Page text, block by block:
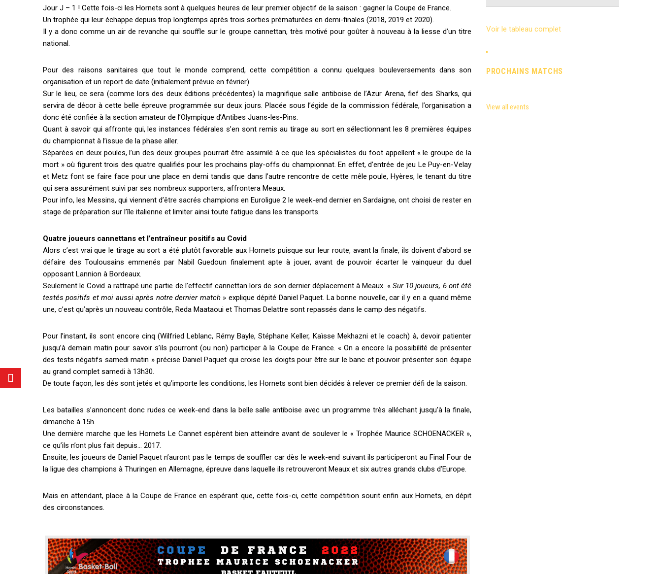
Jour J – 1 ! Cette fois-ci les Hornets sont à quelques heures de leur premier objectif de la saison : gagner la Coupe de France.
Un trophée qui leur échappe depuis trop longtemps après trois sorties prématurées en demi-finales (2018, 2019 et 2020).
Il y a donc comme un air de revanche qui souffle sur le groupe cannettan, très motivé pour goûter à nouveau à la liesse d’un titre
national.
Pour des raisons sanitaires que tout le monde comprend, cette compétition a connu quelques bouleversements dans son
organisation et un report de date (initialement prévue en février).
Sur le lieu, ce sera (comme lors des deux éditions précédentes) la magnifique salle antiboise de l’Azur Arena, fief des Sharks, qui
servira de décor à cette belle épreuve programmée sur deux jours. Placée sous l’égide de la commission fédérale, l’organisation a
donc été confiée à la section amateur de l’Olympique d’Antibes Juans-les-Pins.
Quant à savoir qui affronte qui, les instances fédérales s’en sont remis au tirage au sort en sélectionnant les 8 premières équipes
du championnat à l’issue de la phase aller.
Séparées en deux poules, l’un des deux groupes pourrait être assimilé à ce que les spécialistes du foot appellent « le groupe de la
mort » où figurent trois des quatre qualifiés pour les prochains play-offs du championnat. En effet, d’entrée de jeu Le Puy-en-Velay
et Metz font se faire face pour une place en demi tandis que dans l’autre rencontre de cette mêle poule, Hyères, le tenant du titre
qui sera assurément suivi par ses nombreux supporters, affrontera Meaux.
Pour info, les Messins, qui viennent d’être sacrés champions en Euroligue 2 le week-end dernier en Sardaigne, ont choisi de rester en
stage de préparation sur l’île italienne et limiter ainsi toute fatigue dans les transports.
Quatre joueurs cannettans et l’entraîneur positifs au Covid
Alors c’est vrai que le tirage au sort a été plutôt favorable aux Hornets puisque sur leur route, avant la finale, ils doivent d’abord se
défaire des Toulousains emmenés par Nabil Guedoun finalement apte à jouer, avant de pouvoir écarter le vainqueur du duel
opposant Lannion à Bordeaux.
Seulement le Covid a rattrapé une partie de l’effectif cannettan lors de son dernier déplacement à Meaux. « Sur 10 joueurs, 6 ont été
testés positifs et moi aussi après notre dernier match» explique dépité Daniel Paquet. La bonne nouvelle, car il y en a quand même
une, c’est qu’après un nouveau contrôle, Reda Maataoui et Thomas Delattre sont repassés dans le camp des négatifs.
Pour l’instant, ils sont encore cinq (Wilfried Leblanc, Rémy Bayle, Stéphane Keller, Kaïsse Mekhazni et le coach) à, devoir patienter
jusqu’à demain matin pour savoir s’ils pourront (ou non) participer à la Coupe de France. « On a encore la possibilité de présenter
des tests négatifs samedi matin » précise Daniel Paquet qui croise les doigts pour être sur le banc et pouvoir présenter son équipe
au grand complet samedi à 13h30.
De toute façon, les dés sont jetés et qu’importe les conditions, les Hornets sont bien décidés à relever ce premier défi de la saison.
Les batailles s’annoncent donc rudes ce week-end dans la belle salle antiboise avec un programme très alléchant jusqu’à la finale,
dimanche à 15h.
Une dernière marche que les Hornets Le Cannet espèrent bien atteindre avant de soulever le « Trophée Maurice SCHOENACKER »,
ce qu’ils n’ont plus fait depuis… 2017.
Ensuite, les joueurs de Daniel Paquet n’auront pas le temps de souffler car dès le week-end suivant ils participeront au Final Four de
la ligue des champions à Thuringen en Allemagne, épreuve dans laquelle ils retrouveront Meaux et six autres grands clubs d’Europe.
Mais en attendant, place à la Coupe de France en espérant que, cette fois-ci, cette compétition sourit enfin aux Hornets, en dépit
des circonstances.
Voir le tableau complet
PROCHAINS MATCHS
View all events